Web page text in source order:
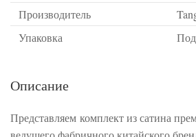
Производитель
Упаковка
Описание
Представляем комплект из сатина